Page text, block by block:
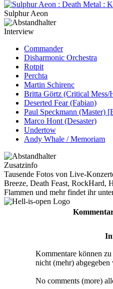
Sulphur Aeon
Interview
Commander
Disharmonic Orchestra
Rotpit
Perchta
Martin Schirenc
Britta Görtz (Critical
Deserted Fear (Fabian)
Paul Speckmann (Master)
Marco Hont (Desaster)
Undertow
Andy Whale / Memoriam
Zusatzinfo
Tausende Fotos von Live-
Breeze, Death Feast, RockHard,
Flammen und mehr findet ihr
Kommentare können
nicht (mehr) abgegeben
No comments (more)